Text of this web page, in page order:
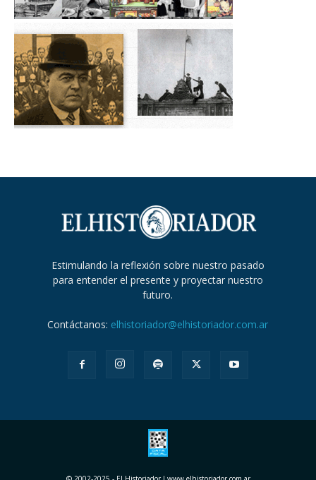
Estimulando la reflexión sobre nuestro pasado
para entender el presente y proyectar nuestro
futuro.
Contáctanos: elhistoriador@elhistoriador.com.ar